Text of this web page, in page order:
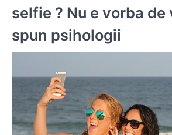
selfie ? Nu e vorba
spun psihologii